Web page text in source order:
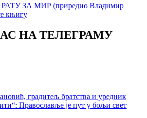
НА ТЕЛЕГРАМУ
градитељ братства и уредник
Православље је пут у бољи свет